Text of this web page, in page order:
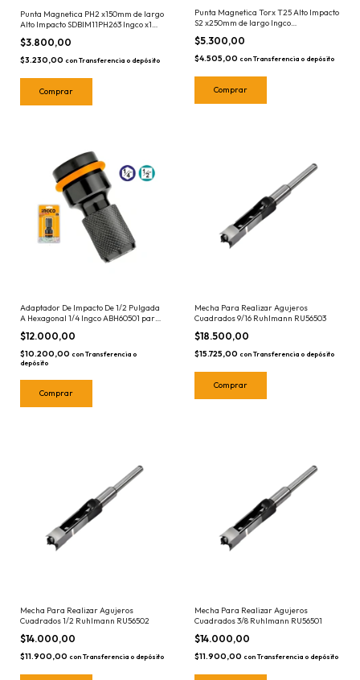
Punta Magnetica PH2 x150mm de largo
Alto Impacto SDBIM11PH263 Ingco x1
$3.800,00
$3.230,00 con Transferencia o depósito
Punta Magnetica Torx T25 Alto Impacto
S2 x250mm de largo Ingco
SDBIM71T25250
$5.300,00
$4.505,00 con Transferencia o depósito
Adaptador De Impacto De 1/2 Pulgada
A Hexagonal 1/4 Ingco ABH60501 para
Llaves de impacto
$12.000,00
$10.200,00 con Transferencia o
depósito
Mecha Para Realizar Agujeros
Cuadrados 9/16 Ruhlmann RU56503
$18.500,00
$15.725,00 con Transferencia o depósito
Mecha Para Realizar Agujeros
Cuadrados 1/2 Ruhlmann RU56502
$14.000,00
$11.900,00 con Transferencia o depósito
Mecha Para Realizar Agujeros
Cuadrados 3/8 Ruhlmann RU56501
$14.000,00
$11.900,00 con Transferencia o depósito